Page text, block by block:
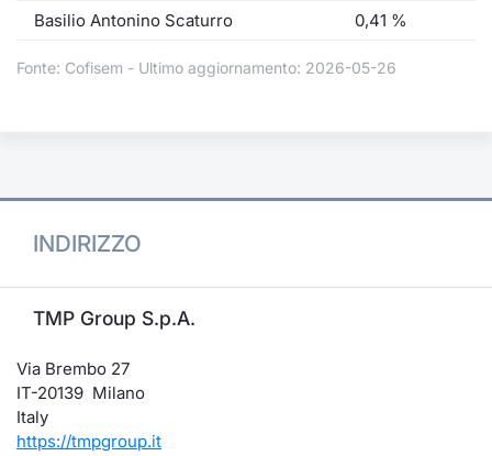
Basilio Antonino Scaturro
0,41 %
Fonte: Cofisem - Ultimo aggiornamento: 2026-05-26
INDIRIZZO
TMP Group S.p.A.
Via Brembo 27
IT-20139 Milano
Italy
https://tmpgroup.it